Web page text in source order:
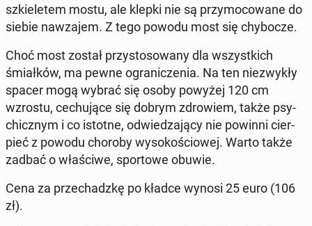
szkie­le­tem mostu, ale klepki nie są przy­mo­co­wa­ne do
siebie na­wza­jem. Z tego powodu most się chy­bo­cze.
Choć most został przy­sto­so­wa­ny dla wszyst­kich
śmiał­ków, ma pewne ogra­ni­cze­nia. Na ten nie­zwy­kły
spacer mogą wybrać się osoby powyżej 120 cm
wzrostu, ce­chu­ją­ce się dobrym zdro­wiem, także psy­
chicz­nym i co istotne, od­wie­dza­ją­cy nie powinni cier­
pieć z powodu choroby wy­so­ko­ścio­wej. Warto także
zadbać o wła­ści­we, spor­to­we obuwie.
Cena za prze­chadz­kę po kładce wynosi 25 euro (106
zł).